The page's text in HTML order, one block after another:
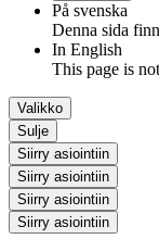
På svenska
Denna sida
In English
This page is
Valikko
Sulje
Siirry asiointiin
Siirry asiointiin
Siirry asiointiin
Siirry asiointiin